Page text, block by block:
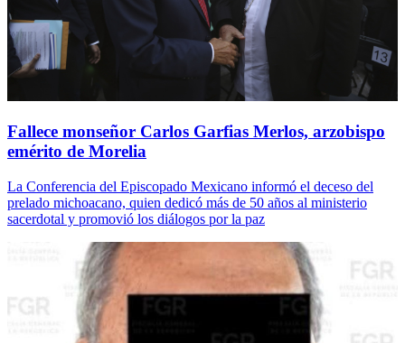
Fallece monseñor Carlos Garfias Merlos, arzobispo
emérito de Morelia
La Conferencia del Episcopado Mexicano informó el deceso del
prelado michoacano, quien dedicó más de 50 años al ministerio
sacerdotal y promovió los diálogos por la paz